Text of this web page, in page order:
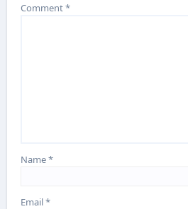
Comment*
Name*
Email*